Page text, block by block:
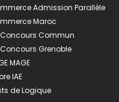
Admission Parallèle
Maroc
Concours Commun
Concours Grenoble
MAGE
IAE
de Logique